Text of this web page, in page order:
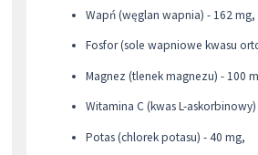
Wapń (węglan wapnia) - 162 mg,
Fosfor (sole wapniowe kwasu
Magnez (tlenek magnezu) - 100
Witamina C (kwas L-
Potas (chlorek potasu) - 40 mg,